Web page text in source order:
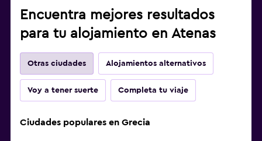
Encuentra mejores resultados
para tu alojamiento en Atenas
Otras ciudades Alojamientos alternativos
Voy a tener suerte Completa tu viaje
Ciudades populares en Grecia